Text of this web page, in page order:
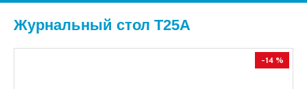
Журнальный стол T25A
-14 %